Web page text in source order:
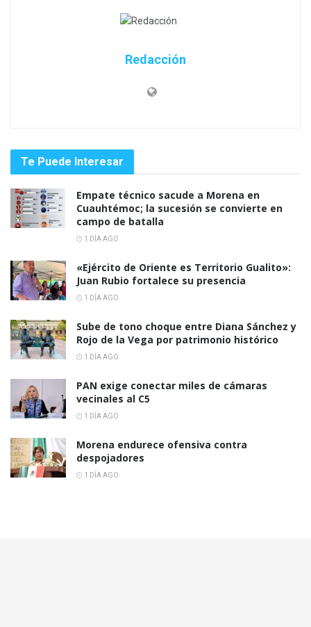
Redacción
Te Puede Interesar
Empate técnico sacude a Morena en
Cuauhtémoc; la sucesión se convierte en
campo de batalla
1 DÍA AGO
«Ejército de Oriente es Territorio Gualito»:
Juan Rubio fortalece su presencia
1 DÍA AGO
Sube de tono choque entre Diana Sánchez y
Rojo de la Vega por patrimonio histórico
1 DÍA AGO
PAN exige conectar miles de cámaras
vecinales al C5
1 DÍA AGO
Morena endurece ofensiva contra
despojadores
1 DÍA AGO